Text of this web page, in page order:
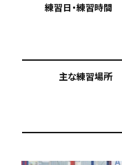
練習日・練習時間
主な練習場所